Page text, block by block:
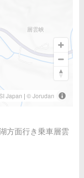
方面行き乗車層雲